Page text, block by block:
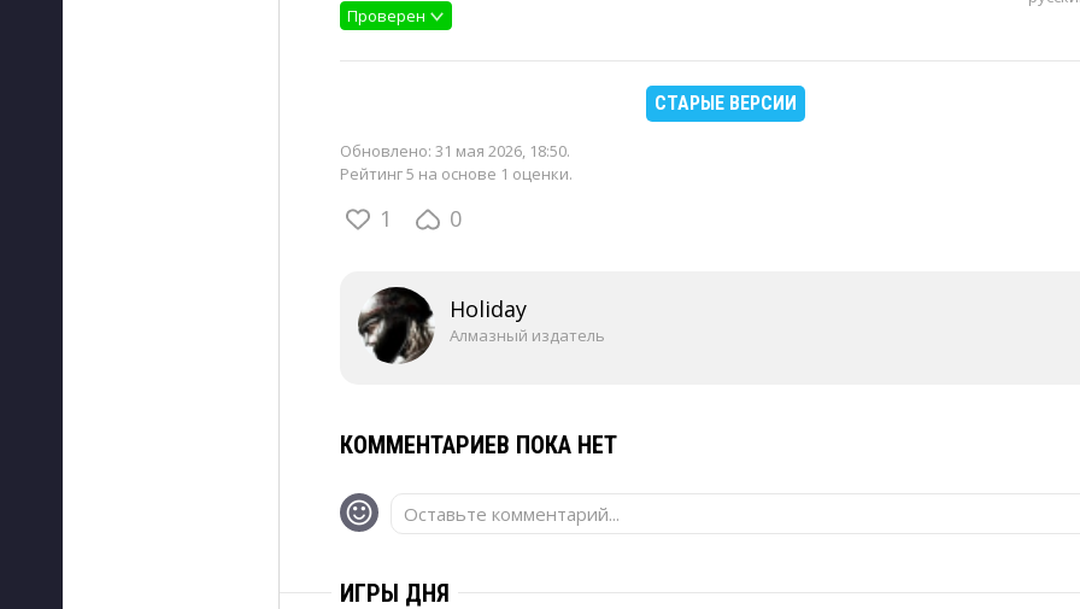
Проверен
СТАРЫЕ ВЕРСИИ
Обновлено: 31 мая 2026, 18:50.
Рейтинг 5 на основе 1 оценки.
1 0
Holiday
Алмазный издатель
КОММЕНТАРИЕВ ПОКА НЕТ
Оставьте комментарий...
ИГРЫ ДНЯ